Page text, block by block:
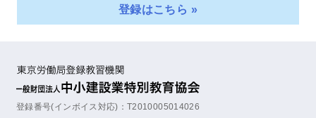
登録はこちら »
登録番号(インボイス対応)：T2010005014026